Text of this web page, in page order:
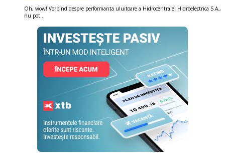
Oh, wow! Vorbind despre performanta uluitoare a Hidrocentralei Hidroelectrica S.A.,
nu pot...